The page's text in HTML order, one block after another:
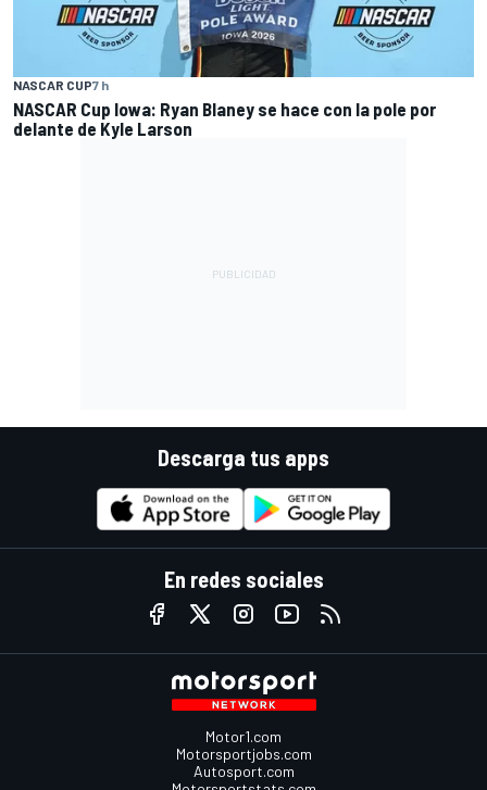
NASCAR CUP7 h
NASCAR Cup Iowa: Ryan Blaney se hace con la pole por
delante de Kyle Larson
Descarga tus apps
En redes sociales
Motor1.com
Motorsportjobs.com
Autosport.com